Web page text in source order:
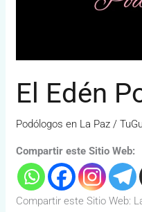
El Edén
Podólogos en La Paz /
Compartir este Sitio Web:
Compartir este Sitio Web: